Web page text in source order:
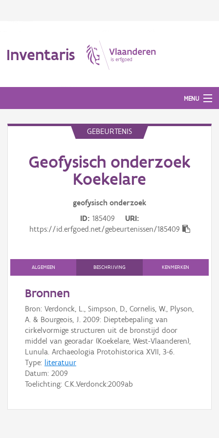
Inventaris
MENU
Aanduidingsobject
Gebeurtenis
Downloads
Hergebruik
Aanmelden
GEBEURTENIS
Geofysisch onderzoek
Koekelare
geofysisch onderzoek
ID 185409
URI
https://id.erfgoed.net/gebeurtenissen/185409
ALGEMEEN BESCHRIJVING KENMERKEN
Bronnen
Bron: Verdonck, L., Simpson, D., Cornelis, W., Plyson,
A. & Bourgeois, J. 2009: Dieptebepaling van
cirkelvormige structuren uit de bronstijd door
middel van georadar (Koekelare, West-Vlaanderen),
Lunula. Archaeologia Protohistorica XVII, 3-6.
Type: literatuur
Datum: 2009
Toelichting: C.K.:Verdonck:2009ab